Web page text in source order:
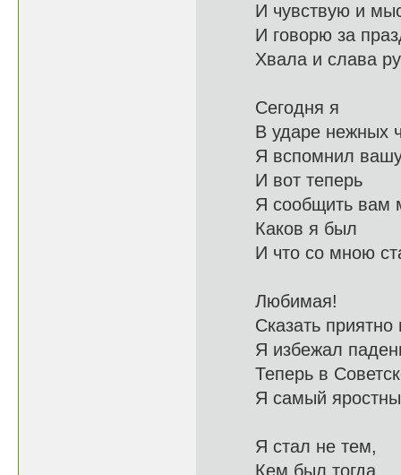
И чувствую
И говорю за
Хвала и
Сегодня я
В ударе
Я вспомнил
И вот теперь
Я
Каков я был
И что со
Любимая!
Сказать
Я избежал
Теперь в
Я самый
Я стал не тем,
Кем